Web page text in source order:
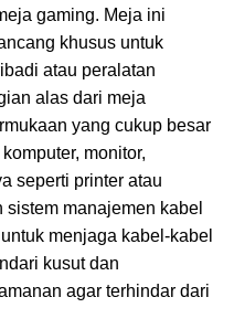
gaming. Meja ini
khusus untuk
atau peralatan
alas dari meja
yang cukup besar
monitor,
seperti printer atau
manajemen kabel
menjaga kabel-kabel
kusut dan
agar terhindar dari